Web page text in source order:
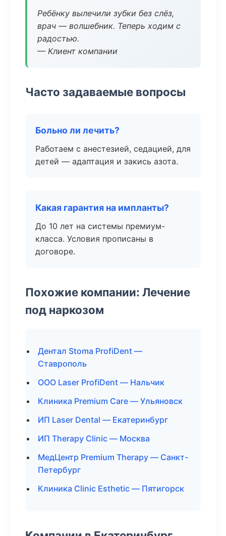
Ребёнку вылечили зубки без слёз,
врач — волшебник. Теперь ходим с
радостью.
— Клиент компании
Часто задаваемые вопросы
Больно ли лечить?
Работаем с анестезией, седацией, для
детей — адаптация и закись азота.
Какая гарантия на импланты?
До 10 лет на системы премиум-
класса. Условия прописаны в
договоре.
Похожие компании: Лечение
под наркозом
Дентал Stoma ProfiDent —
Ставрополь
ООО Laser ProfiDent — Нальчик
Клиника Premium Care — Ульяновск
ИП Laser Dental — Екатеринбург
ИП Therapy Clinic — Москва
МедЦентр Premium Therapy — Санкт-
Петербург
Клиника Clinic Esthetic — Пятигорск